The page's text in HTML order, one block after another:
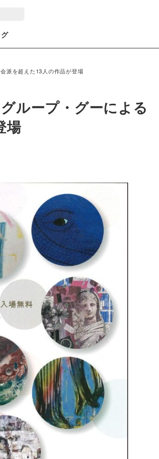
派を超えた13人の作品が登場
ループ・グーによる
場